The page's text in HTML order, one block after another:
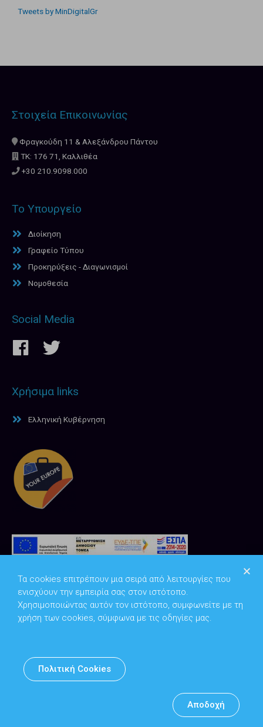
Tweets by MinDigitalGr
Στοιχεία Επικοινωνίας
Φραγκούδη 11 & Αλεξάνδρου Πάντου
ΤΚ: 176 71, Καλλιθέα
+30 210.9098.000
Το Υπουργείο
Διοίκηση
Γραφείο Τύπου
Προκηρύξεις - Διαγωνισμοί
Νομοθεσία
Social Media
Χρήσιμα links
Ελληνική Κυβέρνηση
Copyright © 2026Υπουργείο Ψηφιακής Διακυβέρνησης
Υπεύθυνος DPO: Θανάσης Κοσμόπουλος | dpo@mindigital.gr
Τα cookies επιτρέπουν μια σειρά από λειτουργίες που
ενισχύουν την εμπειρία σας στον ιστότοπο.
Χρησιμοποιώντας αυτόν τον ιστότοπο, συμφωνείτε με τη
χρήση των cookies, σύμφωνα με τις οδηγίες μας.
Πολιτική Cookies
Αποδοχή